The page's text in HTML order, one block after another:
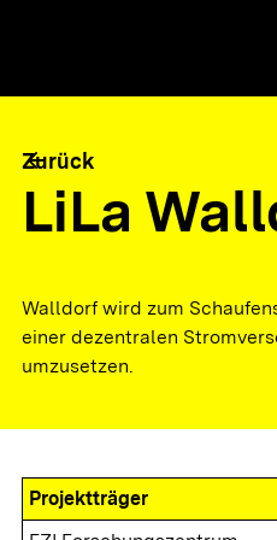
arrow_back
Zurück
LiLa
Walldorf wird zum
einer dezentralen
umzusetzen.
Projektträger